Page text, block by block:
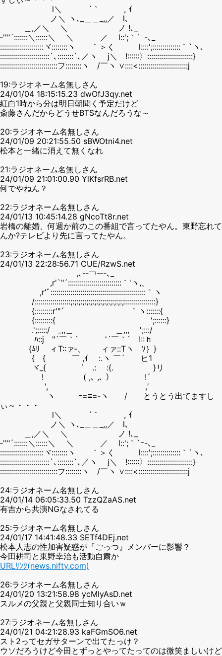
l＼ ´｀ , ｲ
ノ＼ ヽ､_＿＿_,,／ l､
＿,／＼ ＼ ノ !､_
‐''"´:::::::＼::::::＼ ＼ ／ l::';｀`ｰ-､_
::::::::::::::::::::::ヾ::::::::ヽ ｀＞く l::::';::::::::::::::｀`ヽ､
:::::::::::::::::::::::::`､::::::::`､／ヽ j＼ !::::::〉:::::::::::::::::::::::}
:::::::::::::::::::::::::::::フ::::::::ヽ /￣ヽ ∨::::<:::::::::::::::::::::::::j
19:ラジオネーム名無しさん
24/01/04 18:15:15.23 dwOfJ3qy.net
紅白1時から分は明日朝聞く予定だけど
斎藤さんだからどうせBTSなんだろうな～
20:ラジオネーム名無しさん
24/01/09 20:21:55.50 sBWOtni4.net
松本と一緒に消えて無くなれ
21:ラジオネーム名無しさん
24/01/09 21:01:00.90 YlKfsrRB.net
何でやねん？
22:ラジオネーム名無しさん
24/01/13 10:45:14.28 gNcoTt8r.net
岩橋の離婚、何週か前のこの番組で言ってたやん。東野忘れて
んか?テレビより先に言ってたやん。
23:ラジオネーム名無しさん
24/01/13 22:28:56.71 CUE/RzwS.net
,､-‐￢-‐-､_
,r'`"´:::::::::::::::::::::::::::｀'ヽ,、
,r'ﾞ::::::::::::::::::::::::::::::::::::::::::::::::｀ヽ
/::::::::::::::::::;:;:;:;:;:;:;:;:;:;:;:;:;:;::::::::::::::::}
{:::::::::r'"´ ｀ヽ:::::::{
{:::::::::{ ';::::::}
.';:::::/ _,,＿ ＿,,, ';:::/
ﾊ::j "´￣｀` '´￣｀` !::ｈ
{ﾑﾘ ィT::ァ‐、 ィァ::Tヽ ｿ｝}
{ゝ{ ￣ ,ｲ :.ヽ ￣´ ヒ1
ヾ_{ ´ .: :{. }リ
! ( ,､ ,､ ） !´
', ,′
ヽ ｰ=≡=‐ヽ / とうとう出てますし
ぃ～・・・
l＼ ´｀ , ｲ
ノ＼ ヽ､_＿＿_,,／ l､
＿,／＼ ＼ ノ !､_
‐''"´:::::::＼::::::＼ ＼ ／ l::';｀`ｰ-､_
::::::::::::::::::::::ヾ::::::::ヽ ｀＞く l::::';::::::::::::::｀`ヽ､
:::::::::::::::::::::::::`､::::::::`､／ヽ j＼ !::::::〉:::::::::::::::::::::::}
:::::::::::::::::::::::::::::フ::::::::ヽ /￣ヽ ∨::::<:::::::::::::::::::::::::j
24:ラジオネーム名無しさん
24/01/14 06:05:33.50 TzzQZaAS.net
有吉から共演NGなされてる
25:ラジオネーム名無しさん
24/01/17 14:41:48.33 SETf4DEj.net
松本人志の性加害疑惑が『ごっつ』メンバーに影響？
今田耕司と東野幸治も活動自粛か
URLﾘﾝｸ(news.nifty.com)
26:ラジオネーム名無しさん
24/01/20 13:21:58.98 ycMlyAsD.net
スルメの父親と父親同士知り合いｗ
27:ラジオネーム名無しさん
24/01/21 04:21:28.93 kaFGmSO6.net
スト2ってセガサターンで出てたっけ？
ウソだろうけど今田とずっとやってたってのは微笑ましいけど